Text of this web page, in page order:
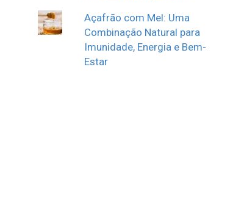
Açafrão com Mel: Uma
Combinação Natural para
Imunidade, Energia e Bem-
Estar